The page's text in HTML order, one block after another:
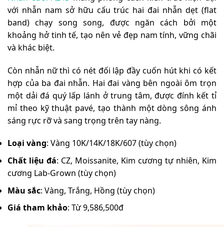
với nhẫn nam sở hữu cấu trúc hai đai nhẫn dẹt (flat
band) chạy song song, được ngăn cách bởi một
khoảng hở tinh tế, tạo nên vẻ đẹp nam tính, vững chãi
và khác biệt.
Còn nhẫn nữ thì có nét đối lập đầy cuốn hút khi có kết
hợp của ba đai nhẫn. Hai đai vàng bên ngoài ôm trọn
một dải đá quý lấp lánh ở trung tâm, được đính kết tỉ
mỉ theo kỹ thuật pavé, tạo thành một dòng sông ánh
sáng rực rỡ và sang trọng trên tay nàng.
Loại vàng: Vàng 10K/14K/18K/607 (tùy chọn)
Chất liệu đá: CZ, Moissanite, Kim cương tự nhiên, Kim
cương Lab-Grown (tùy chọn)
Màu sắc: Vàng, Trắng, Hồng (tùy chọn)
Giá tham khảo: Từ 9,586,500đ